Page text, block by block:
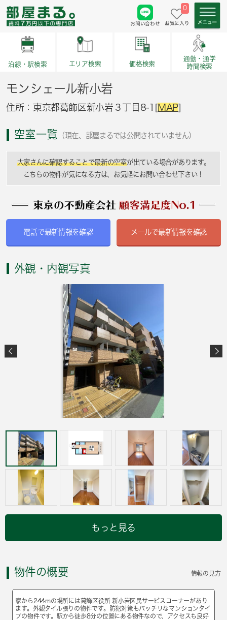
お問い合わせ
0
お気に入り
沿線・駅検索 エリア検索 価格検索
通勤・通学
時間検索
モンシェール新小岩
住所：東京都葛飾区新小岩３丁目8-1[MAP]
空室一覧 （現在、部屋まるでは公開されていません）
大家さんに確認することで最新の空室が出ている場合があります。
こちらの物件が気になる方は、お気軽にお問い合わせ下さい！
電話で最新情報を確認 メールで最新情報を確認
外観・内観写真
もっと見る
物件の概要 情報の見方
家から244mの場所には葛飾区役所 新小岩区民サービスコーナーがあり
ます。外観タイル張りの物件です。防犯対策もバッチリなマンションタイ
プの物件です。駅から徒歩8分の位置にある物件なので、アクセスも良好